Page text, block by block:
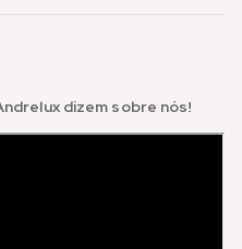
dizem sobre nós!